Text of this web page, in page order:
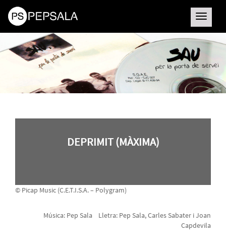
Toggle
DEPRIMIT (MÀXIMA)
© Picap Music (C.E.T.I.S.A. – Polygram)
Música: Pep Sala Lletra: Pep Sala, Carles Sabater i Joan
Capdevila